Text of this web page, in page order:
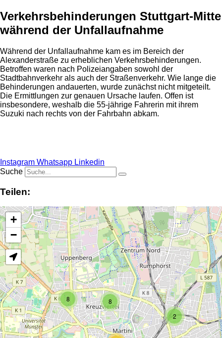
Verkehrsbehinderungen Stuttgart-Mitte
während der Unfallaufnahme
Während der Unfallaufnahme kam es im Bereich der
Alexanderstraße zu erheblichen Verkehrsbehinderungen.
Betroffen waren nach Polizeiangaben sowohl der
Stadtbahnverkehr als auch der Straßenverkehr. Wie lange die
Behinderungen andauerten, wurde zunächst nicht mitgeteilt.
Die Ermittlungen zur genauen Ursache laufen. Offen ist
insbesondere, weshalb die 55-jährige Fahrerin mit ihrem
Suzuki nach rechts von der Fahrbahn abkam.
Instagram Whatsapp Linkedin
Suche
Teilen:
2
8 8
+
−